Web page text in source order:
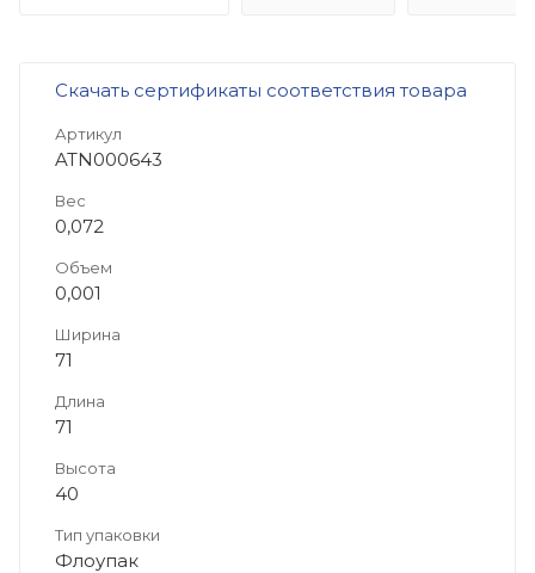
Скачать сертификаты соответствия товара
Артикул
ATN000643
Вес
0,072
Объем
0,001
Ширина
71
Длина
71
Высота
40
Тип упаковки
Флоупак